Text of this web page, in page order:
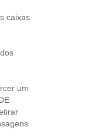
caixas
um